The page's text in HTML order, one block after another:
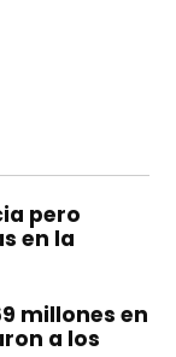
pero
en la
millones en
a los